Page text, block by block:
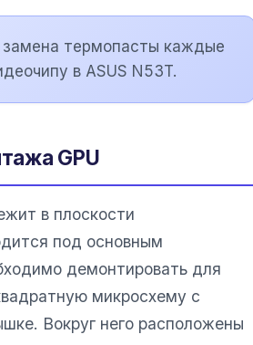
замена термопасты каждые
в ASUS N53T.
GPU
в плоскости
под основным
демонтировать для
микросхему с
Вокруг него расположены